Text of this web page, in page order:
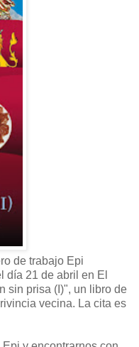
de trabajo Epi
día 21 de abril en El
sin prisa (I)", un libro de
vecina. La cita es